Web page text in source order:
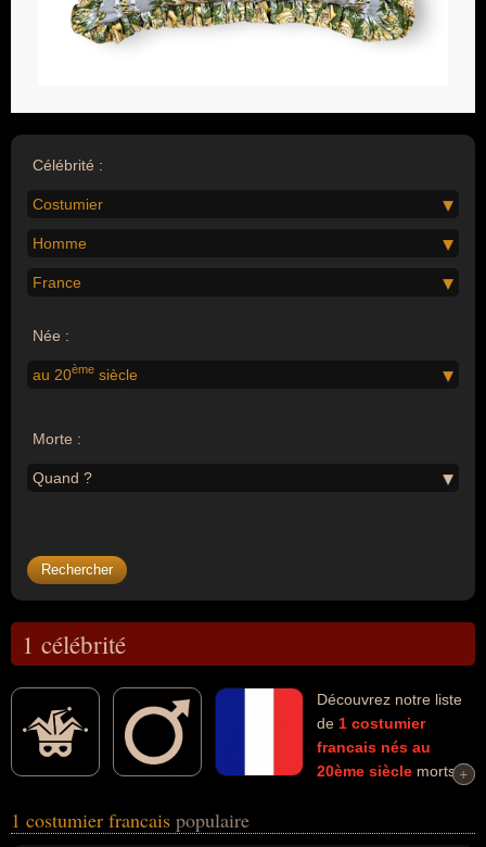
Célébrité :
Costumier
Homme
France
Née :
au 20ème siècle
Morte :
Quand ?
1 célébrité
Découvrez notre liste
de 1 costumier
francais nés au
20ème siècle morts et
(de sexe masculin) peuvent avoir des liens variés dans les
+
+
1 costumier francais populaire